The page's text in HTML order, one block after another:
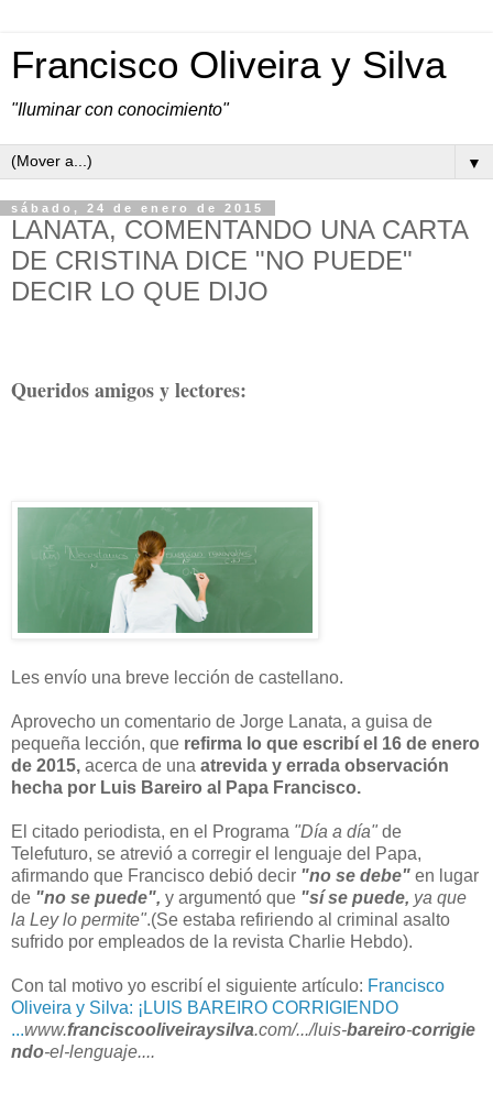
Francisco Oliveira y Silva
"Iluminar con conocimiento"
▼
sábado, 24 de enero de 2015
LANATA, COMENTANDO UNA CARTA
DE CRISTINA DICE "NO PUEDE"
DECIR LO QUE DIJO
Queridos amigos y lectores:
Les envío una breve lección de castellano.
Aprovecho un comentario de Jorge Lanata, a guisa de
pequeña lección, que refirma lo que escribí el 16 de enero
de 2015, acerca de una atrevida y errada observación
hecha por Luis Bareiro al Papa Francisco.
El citado periodista, en el Programa "Día a día" de
Telefuturo, se atrevió a corregir el lenguaje del Papa,
afirmando que Francisco debió decir "no se debe" en lugar
de "no se puede", y argumentó que "sí se puede, ya que
la Ley lo permite".(Se estaba refiriendo al criminal asalto
sufrido por empleados de la revista Charlie Hebdo).
Con tal motivo yo escribí el siguiente artículo: Francisco
Oliveira y Silva: ¡LUIS BAREIRO CORRIGIENDO
...www.franciscooliveiraysilva.com/.../luis-bareiro-corrigie
ndo-el-lenguaje....